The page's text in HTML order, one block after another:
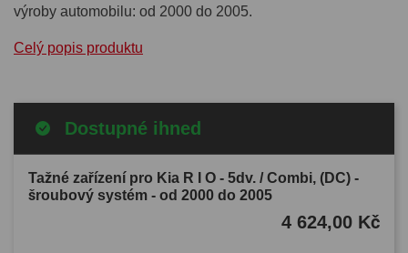
výroby automobilu: od 2000 do 2005.
Celý popis produktu
Dostupné ihned
Tažné zařízení pro Kia R I O - 5dv. / Combi, (DC) -
šroubový systém - od 2000 do 2005
4 624,00 Kč